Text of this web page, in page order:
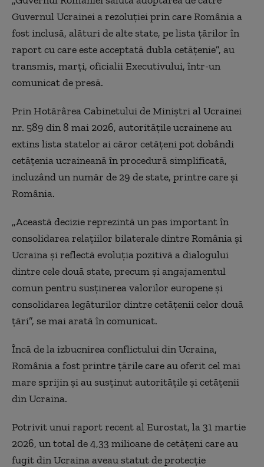
Guvernul Ucrainei a rezoluţiei prin care România a
fost inclusă, alături de alte state, pe lista ţărilor în
raport cu care este acceptată dubla cetăţenie”, au
transmis, marţi, oficialii Executivului, într-un
comunicat de presă.
Prin Hotărârea Cabinetului de Miniştri al Ucrainei
nr. 589 din 8 mai 2026, autorităţile ucrainene au
extins lista statelor ai căror cetăţeni pot dobândi
cetăţenia ucraineană în procedură simplificată,
incluzând un număr de 29 de state, printre care şi
România.
„Această decizie reprezintă un pas important în
consolidarea relaţiilor bilaterale dintre România şi
Ucraina şi reflectă evoluţia pozitivă a dialogului
dintre cele două state, precum şi angajamentul
comun pentru susţinerea valorilor europene şi
consolidarea legăturilor dintre cetăţenii celor două
ţări”, se mai arată în comunicat.
Încă de la izbucnirea conflictului din Ucraina,
România a fost printre ţările care au oferit cel mai
mare sprijin şi au susţinut autorităţile şi cetăţenii
din Ucraina.
Potrivit unui raport recent al Eurostat, la 31 martie
2026, un total de 4,33 milioane de cetăţeni care au
fugit din Ucraina aveau statut de protecţie